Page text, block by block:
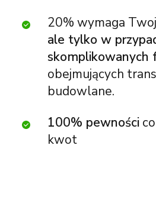
20% wymaga
ale tylko w
skomplikowanych
obejmujących
budowlane.
100% pewności
kwot